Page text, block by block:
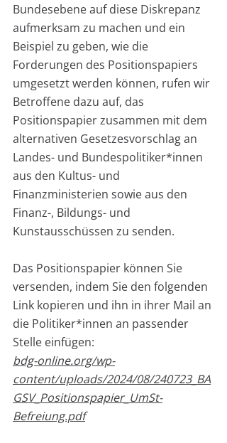
Bundesebene auf diese Diskrepanz
aufmerksam zu machen und ein
Beispiel zu geben, wie die
Forderungen des Positionspapiers
umgesetzt werden können, rufen wir
Betroffene dazu auf, das
Positionspapier zusammen mit dem
alternativen Gesetzesvorschlag an
Landes- und Bundespolitiker*innen
aus den Kultus- und
Finanzministerien sowie aus den
Finanz-, Bildungs- und
Kunstausschüssen zu senden.
Das Positionspapier können Sie
versenden, indem Sie den folgenden
Link kopieren und ihn in ihrer Mail an
die Politiker*innen an passender
Stelle einfügen:
bdg-online.org/wp-
content/uploads/2024/08/240723_BA
GSV_Positionspapier_UmSt-
Befreiung.pdf